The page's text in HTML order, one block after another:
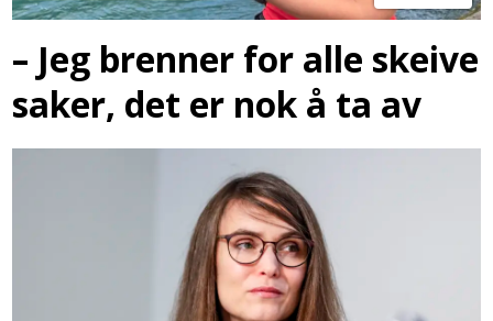
– Jeg brenner for alle skeive
saker, det er nok å ta av